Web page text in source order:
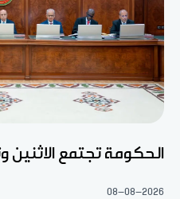
الحكومة تجتمع الاثنين
08-08-2026